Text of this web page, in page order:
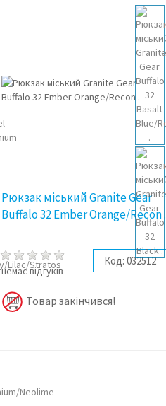
Рюкзак міський Granite Gear
Buffalo 32 Ember Orange/Recon .
немає відгуків
Код: 032512
Товар закінчився!